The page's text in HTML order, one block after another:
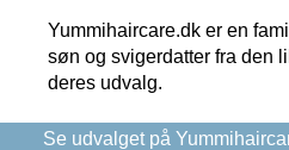
Yummihaircare.dk er en
søn og svigerdatter fra den
deres udvalg.
Se udvalget på